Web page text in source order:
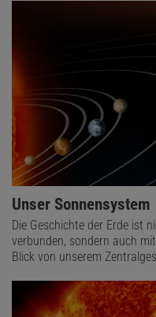
Unser Sonnensystem
Die Geschichte der Erde ist
verbunden, sondern auch
Blick von unserem